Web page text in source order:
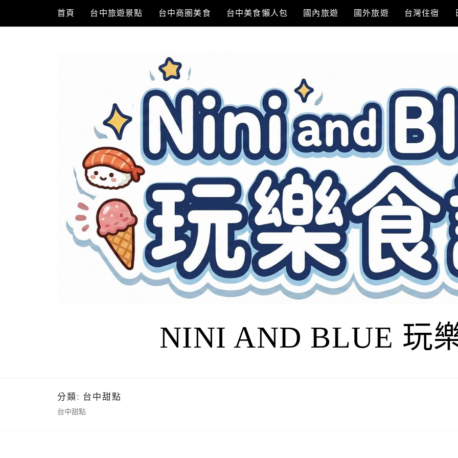
content
首頁 台中旅遊景點 台中商圈美食 台中美食懶人包 國內旅遊 國外旅遊 台灣住宿
NINI AND BLUE 玩
分類: 台中甜點
台中甜點